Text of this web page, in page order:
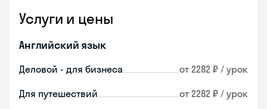
Услуги и цены
Английский язык
Деловой - для бизнеса от 2282 ₽ / урок
Для путешествий от 2282 ₽ / урок